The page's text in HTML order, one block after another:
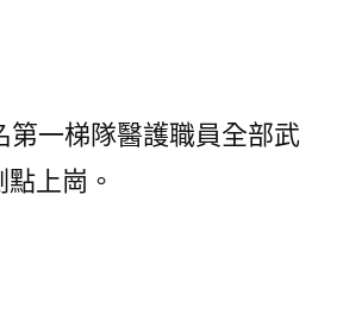
一梯隊醫護職員全部武
上崗。